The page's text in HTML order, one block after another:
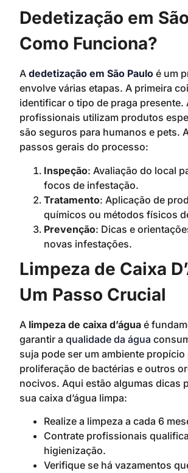
Dedetização em
Como Funciona?
A dedetização em São Paulo é um
envolve várias etapas. A primeira
identificar o tipo de praga presente.
profissionais utilizam produtos
são seguros para humanos e pets.
passos gerais do processo:
Inspeção: Avaliação do local
focos de infestação.
Tratamento: Aplicação de
químicos ou métodos físicos
Prevenção: Dicas e
novas infestações.
Limpeza de Caixa
Um Passo Crucial
A limpeza de caixa d’água é
garantir a qualidade da água
suja pode ser um ambiente propício
proliferação de bactérias e outros
nocivos. Aqui estão algumas dicas
sua caixa d’água limpa:
Realize a limpeza a cada 6
Contrate profissionais
higienização.
Verifique se há vazamentos